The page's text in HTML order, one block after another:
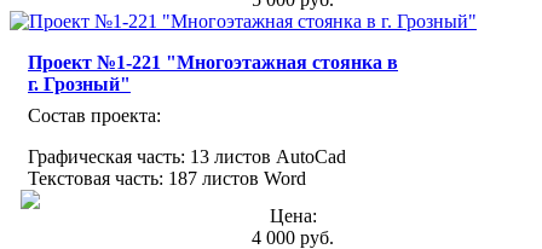
Проект №1-221 "Многоэтажная стоянка в
г. Грозный"
Состав проекта:
Графическая часть: 13 листов AutoCad
Текстовая часть: 187 листов Word
Цена:
4 000 руб.